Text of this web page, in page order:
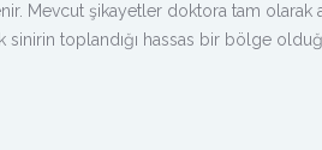
Mevcut şikayetler doktora tam olarak
sinirin toplandığı hassas bir bölge